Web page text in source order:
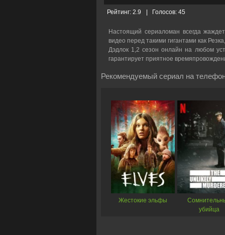
Рейтинг: 2.9 Голосов:45
Настоящий сериаломан всегда
видео перед такими гигантами как
Дэдлок 1,2 сезон онлайн на любом
гарантирует приятное
Рекомендуемый сериал на
Жестокие эльфы
убийца